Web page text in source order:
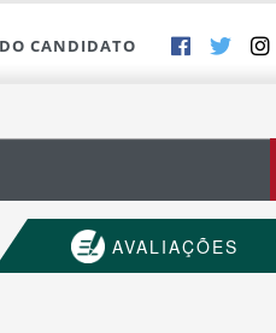
CANDIDATO
AVALIAÇÕES